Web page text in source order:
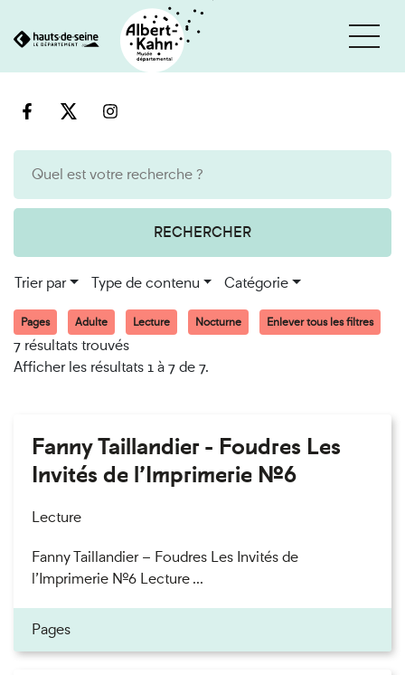
au
RECHERCHER
Trier par Type de contenu Catégorie
Pages Adulte Lecture Nocturne Enlever tous les filtres
7 résultats trouvés
Afficher les résultats 1 à 7 de 7.
Fanny Taillandier - Foudres Les
Invités de l’Imprimerie n°6
Lecture
Fanny Taillandier – Foudres Les Invités de
l’Imprimerie n°6 Lecture ...
Pages
Cookies et traceurs utilisés sur ce site